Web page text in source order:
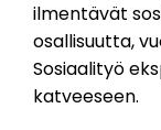
ilmentävät
osallisuutta,
Sosiaalityö
katveeseen.